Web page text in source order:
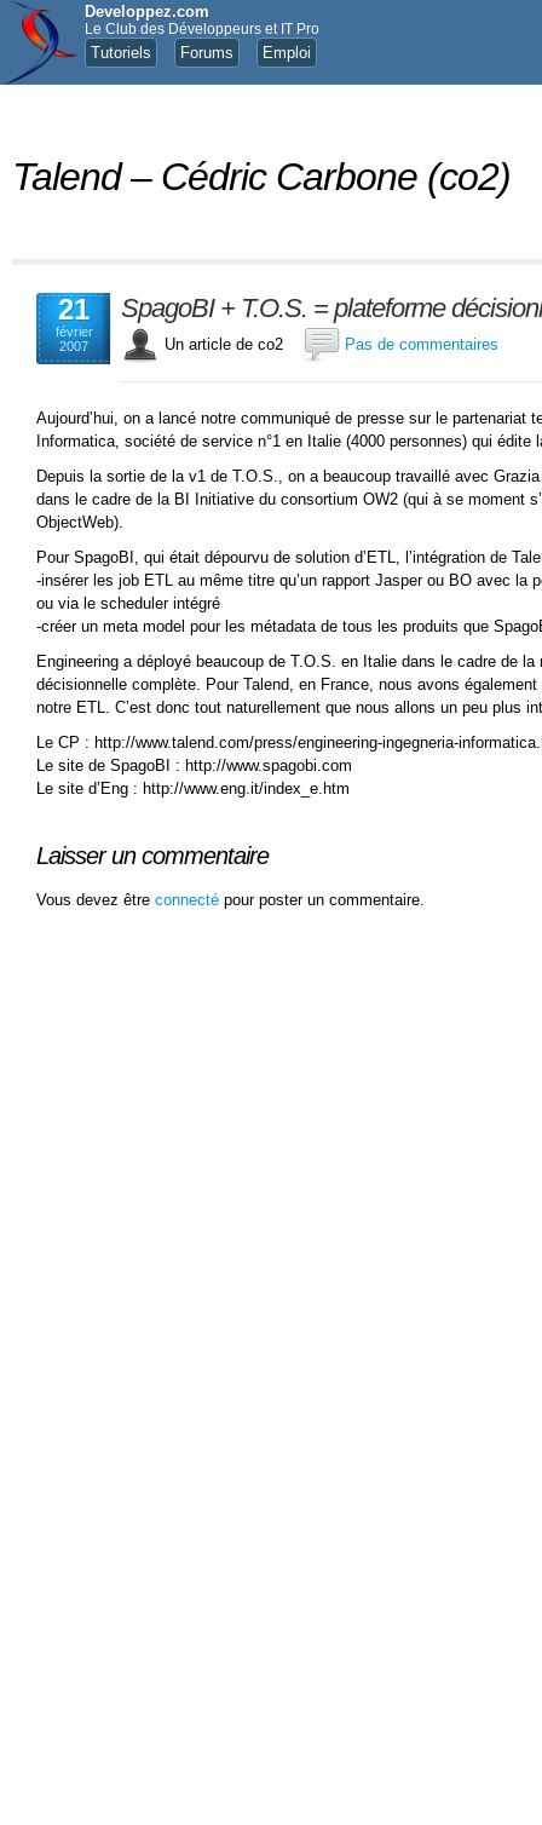
Developpez.com
Le Club des Développeurs et IT Pro
Tutoriels Forums Emploi
Talend – Cédric Carbone (co2)
21
février
2007
SpagoBI + T.O.S. = plateforme
Un article de co2 Pas de commentaires
Aujourd’hui, on a lancé notre communiqué de presse sur le partenariat
Informatica, société de service n°1 en Italie (4000 personnes) qui
Depuis la sortie de la v1 de T.O.S., on a beaucoup travaillé avec
dans le cadre de la BI Initiative du consortium OW2 (qui à se moment
ObjectWeb).
Pour SpagoBI, qui était dépourvu de solution d’ETL, l’intégration de
-insérer les job ETL au même titre qu’un rapport Jasper ou BO avec la
ou via le scheduler intégré
-créer un meta model pour les métadata de tous les produits que
Engineering a déployé beaucoup de T.O.S. en Italie dans le cadre de
décisionnelle complète. Pour Talend, en France, nous avons
notre ETL. C’est donc tout naturellement que nous allons un peu plus
Le CP : http://www.talend.com/press/engineering-ingegneria-
Le site de SpagoBI : http://www.spagobi.com
Le site d’Eng : http://www.eng.it/index_e.htm
Laisser un commentaire
Vous devez être connecté pour poster un commentaire.